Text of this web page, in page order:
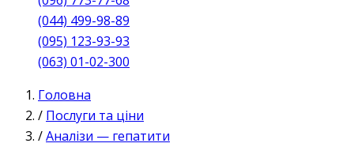
(044) 499-98-89
(095) 123-93-93
(063) 01-02-300
Головна
/ Послуги та ціни
/Аналізи — гепатити